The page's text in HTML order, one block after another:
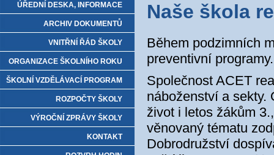
Naše škola
Během podzimních
preventivní programy.
Společnost ACET
náboženství a sekty.
život i letos žákům
věnovaný tématu
Dobrodružství
ÚŘEDNÍ DESKA, INFORMACE
ARCHIV DOKUMENTŮ
VNITŘNÍ ŘÁD ŠKOLY
ORGANIZACE ŠKOLNÍHO ROKU
ŠKOLNÍ VZDĚLÁVACÍ PROGRAM
ROZPOČTY ŠKOLY
VÝROČNÍ ZPRÁVY ŠKOLY
KONTAKT